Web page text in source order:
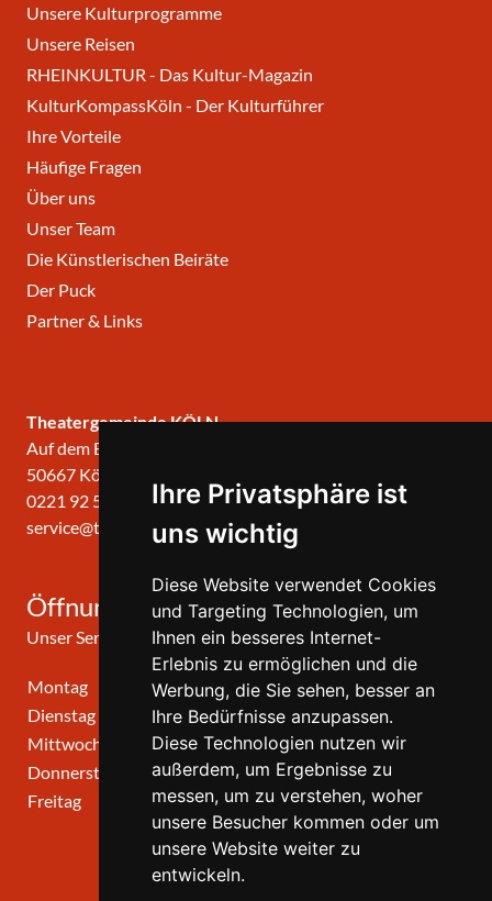
Ihre Privatsphäre ist
uns wichtig
Diese Website verwendet Cookies
und Targeting Technologien, um
Ihnen ein besseres Internet-
Erlebnis zu ermöglichen und die
Werbung, die Sie sehen, besser an
Ihre Bedürfnisse anzupassen.
Diese Technologien nutzen wir
außerdem, um Ergebnisse zu
messen, um zu verstehen, woher
unsere Besucher kommen oder um
unsere Website weiter zu
entwickeln.
Unsere Kulturprogramme
Unsere Reisen
RHEINKULTUR - Das Kultur-Magazin
KulturKompassKöln - Der Kulturführer
Ihre Vorteile
Häufige Fragen
Über uns
Unser Team
Die Künstlerischen Beiräte
Der Puck
Partner & Links
Theatergemeinde KÖLN
Auf dem Berlich 34
50667 Köln
0221 92 57 420
service@theatergemeinde-koeln.de
Öffnungszeiten
Unser Service-Center ist zu folgenden Zeiten geöffnet
Montag
10:00 Uhr - 12:00 Uhr
Dienstag
10:00 Uhr - 12:00 Uhr
Mittwoch
10:00 Uhr - 12:00 Uhr
Donnerstag
10:00 Uhr - 12:00 Uhr
Freitag
geschlossen